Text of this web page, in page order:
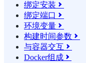
绑定安装 
绑定端口 
环境变量 
构建时间参数 
与容器交互 
Docker组成 